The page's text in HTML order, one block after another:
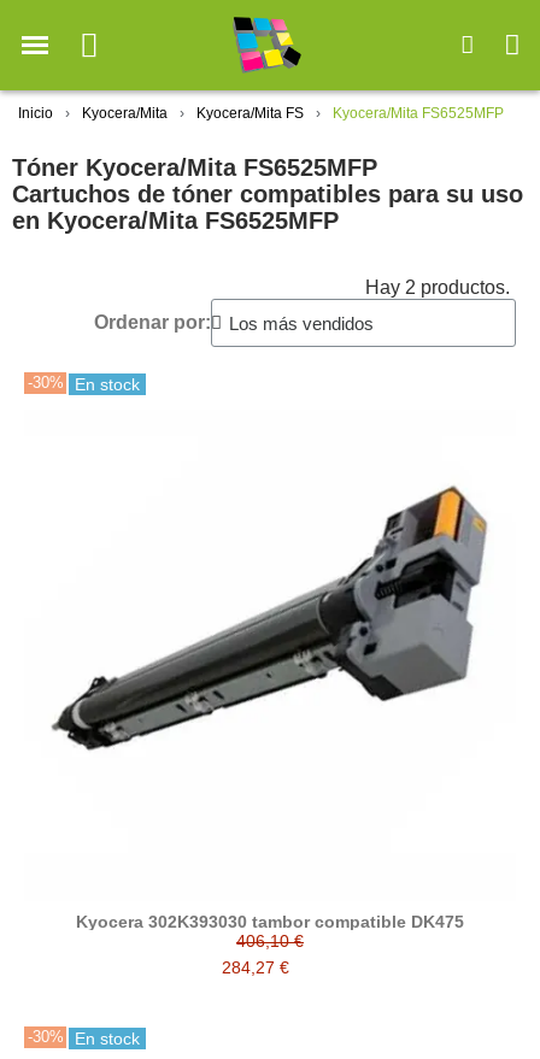
Inicio Kyocera/Mita Kyocera/Mita FS Kyocera/Mita FS6525MFP
Tóner Kyocera/Mita FS6525MFP
Cartuchos de tóner compatibles para su uso
en Kyocera/Mita FS6525MFP
Hay 2 productos.
Ordenar por:
-30% En stock
Kyocera 302K393030 tambor compatible DK475
406,10 €
284,27 €
-30% En stock